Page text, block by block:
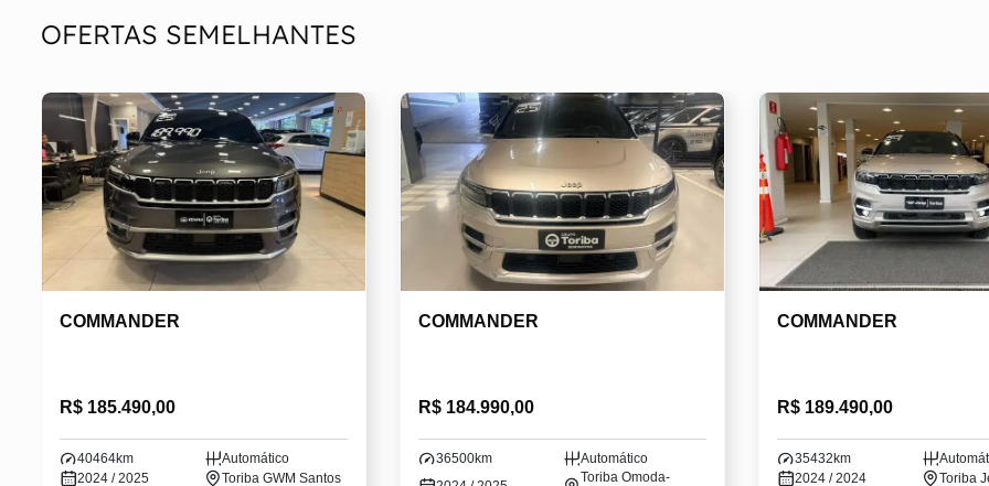
OFERTAS SEMELHANTES
COMMANDER
R$ 185.490,00
40464km
Automático
2024 / 2025
Toriba GWM Santos
COMMANDER
R$ 184.990,00
36500km
Automático
Toriba Omoda-
COMMANDER
R$ 189.490,00
35432km
2024 / 2024
Toriba